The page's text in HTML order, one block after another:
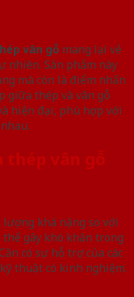
vân gỗ mang lại vẻ
nhiên. Sản phẩm này
mà còn là điểm nhấn
giữa thép và vân gỗ
hiện đại, phù hợp với
thép vân gỗ
lượng khá nặng so với
gây khó khăn trong
có sự hỗ trợ của các
thuật có kinh nghiệm.